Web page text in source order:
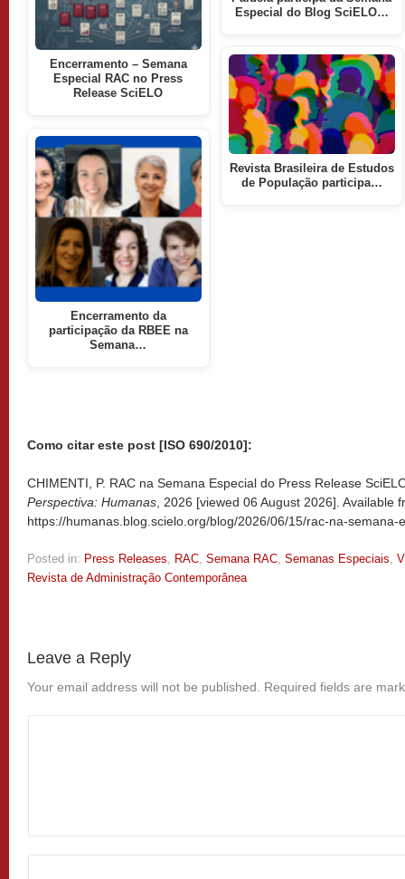
Encerramento – Semana
Especial RAC no Press
Release SciELO
Encerramento da
participação da RBEE na
Semana…
Especial do Blog SciELO…
Revista Brasileira de Estudos
de População participa…
Como citar este post [ISO 690/2010]:
CHIMENTI, P. RAC na Semana Especial do Press Release
Perspectiva: Humanas , 2026 [viewed 06 August 2026]. Available
https://humanas.blog.scielo.org/blog/2026/06/15/rac-na-
Posted in: Press Releases RAC Semana RAC Semanas Especiais
Revista de Administração Contemporânea
Leave a Reply
Your email address will not be published. Required fields are